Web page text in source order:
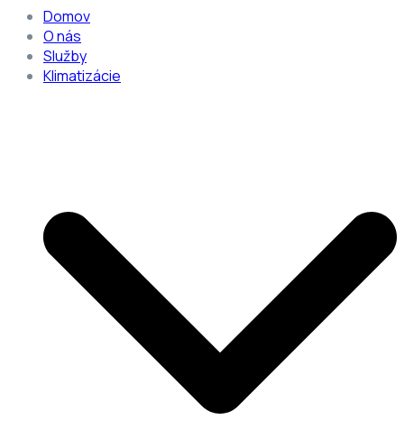
Domov
O nás
Služby
Klimatizácie